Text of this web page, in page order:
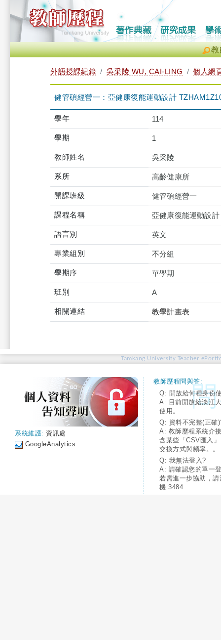
教
外語授課紀錄 吳采陵 WU, CAI-LING 個人網
健管碩經營一：亞健康復能運動設計
學年 114
學期 1
教師姓名 吳采陵
系所 高齡健康所
開課班級 健管碩經營一
課程名稱 亞健康復能運動設計
語言別 英文
專業組別 不分組
學期序 單學期
班別 A
相關連結 教學計畫表
Tamkang University Teacher
系統維護: 資訊處
GoogleAnalytics
教師歷程問與答:
Q: 開放給何種身份
A: 目前開放給淡江
使用。
Q: 資料不完整(正確
A: 教師歷程系統介
含某些「CSV匯入
交換方式與頻率。。
Q: 我無法登入?
A: 請確認您的單一
若需進一步協助，
機:3484